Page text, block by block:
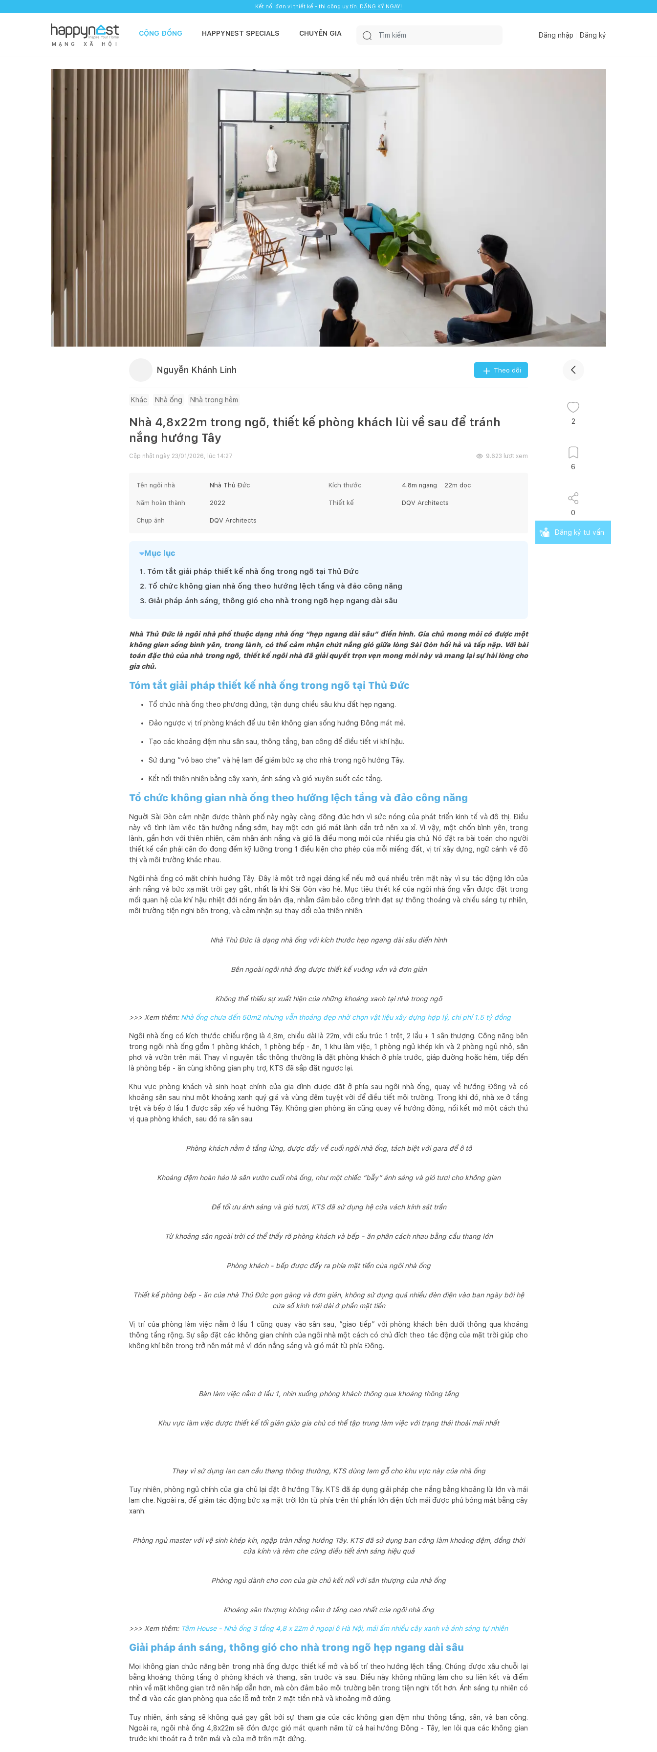
Kết nối đơn vị thiết kế - thi công uy tín. ĐĂNG KÝ NGAY!
M Ạ N G X Ã H Ộ I
CỘNG ĐỒNG HAPPYNEST SPECIALS CHUYÊN GIA Đăng nhập Đăng ký
Nguyễn Khánh Linh Theo dõi
Khác Nhà ống Nhà trong hẻm
Nhà 4,8x22m trong ngõ, thiết kế phòng khách lùi về sau để tránh
nắng hướng Tây
Cập nhật ngày 23/01/2026, lúc 14:27 9.623 lượt xem
Tên ngôi nhà Nhà Thủ Đức Kích thước 4.8m ngang 22m dọc
Năm hoàn thành 2022 Thiết kế DQV Architects
Chụp ảnh DQV Architects
Mục lục
1. Tóm tắt giải pháp thiết kế nhà ống trong ngõ tại Thủ Đức
2. Tổ chức không gian nhà ống theo hướng lệch tầng và đảo công năng
3. Giải pháp ánh sáng, thông gió cho nhà trong ngõ hẹp ngang dài sâu
Nhà Thủ Đức là ngôi nhà phố thuộc dạng nhà ống “hẹp ngang dài sâu” điển hình. Gia chủ mong mỏi có được một
không gian sống bình yên, trong lành, có thể cảm nhận chút nắng gió giữa lòng Sài Gòn hối hả và tấp nập. Với bài
toán đặc thù của nhà trong ngõ, thiết kế ngôi nhà đã giải quyết trọn vẹn mong mỏi này và mang lại sự hài lòng cho
gia chủ.
Tóm tắt giải pháp thiết kế nhà ống trong ngõ tại Thủ Đức
Tổ chức nhà ống theo phương đứng, tận dụng chiều sâu khu đất hẹp ngang.
Đảo ngược vị trí phòng khách để ưu tiên không gian sống hướng Đông mát mẻ.
Tạo các khoảng đệm như sân sau, thông tầng, ban công để điều tiết vi khí hậu.
Sử dụng “vỏ bao che” và hệ lam để giảm bức xạ cho nhà trong ngõ hướng Tây.
Kết nối thiên nhiên bằng cây xanh, ánh sáng và gió xuyên suốt các tầng.
Tổ chức không gian nhà ống theo hướng lệch tầng và đảo công năng
Người Sài Gòn cảm nhận được thành phố này ngày càng đông đúc hơn vì sức nóng của phát triển kinh tế và đô thị. Điều
này vô tình làm việc tận hưởng nắng sớm, hay một cơn gió mát lành dần trở nên xa xỉ. Vì vậy, một chốn bình yên, trong
lành, gần hơn với thiên nhiên, cảm nhận ánh nắng và gió là điều mong mỏi của nhiều gia chủ. Nó đặt ra bài toán cho người
thiết kế cần phải cân đo đong đếm kỹ lưỡng trong 1 điều kiện cho phép của mỗi miếng đất, vị trí xây dựng, ngữ cảnh về đô
thị và môi trường khác nhau.
Ngôi nhà ống có mặt chính hướng Tây. Đây là một trở ngại đáng kể nếu mở quá nhiều trên mặt này vì sự tác động lớn của
ánh nắng và bức xạ mặt trời gay gắt, nhất là khi Sài Gòn vào hè. Mục tiêu thiết kế của ngôi nhà ống vẫn được đặt trong
mối quan hệ của khí hậu nhiệt đới nóng ẩm bản địa, nhằm đảm bảo công trình đạt sự thông thoáng và chiếu sáng tự nhiên,
môi trường tiện nghi bên trong, và cảm nhận sự thay đổi của thiên nhiên.
Nhà Thủ Đức là dạng nhà ống với kích thước hẹp ngang dài sâu điển hình
Bên ngoài ngôi nhà ống được thiết kế vuông vắn và đơn giản
Không thể thiếu sự xuất hiện của những khoảng xanh tại nhà trong ngõ
>>> Xem thêm: Nhà ống chưa đến 50m2 nhưng vẫn thoáng đẹp nhờ chọn vật liệu xây dựng hợp lý, chi phí 1.5 tỷ đồng
Ngôi nhà ống có kích thước chiếu rộng là 4,8m, chiều dài là 22m, với cấu trúc 1 trệt, 2 lầu + 1 sân thượng. Công năng bên
trong ngôi nhà ống gồm 1 phòng khách, 1 phòng bếp - ăn, 1 khu làm việc, 1 phòng ngủ khép kín và 2 phòng ngủ nhỏ, sân
phơi và vườn trên mái. Thay vì nguyên tắc thông thường là đặt phòng khách ở phía trước, giáp đường hoặc hẻm, tiếp đến
là phòng bếp - ăn cùng không gian phụ trợ, KTS đã sắp đặt ngược lại.
Khu vực phòng khách và sinh hoạt chính của gia đình được đặt ở phía sau ngôi nhà ống, quay về hướng Đông và có
khoảng sân sau như một khoảng xanh quý giá và vùng đệm tuyệt vời để điều tiết môi trường. Trong khi đó, nhà xe ở tầng
trệt và bếp ở lầu 1 được sắp xếp về hướng Tây. Không gian phòng ăn cũng quay về hướng đông, nối kết mở một cách thú
vị qua phòng khách, sau đó ra sân sau.
Phòng khách nằm ở tầng lửng, được đẩy về cuối ngôi nhà ống, tách biệt với gara để ô tô
Khoảng đệm hoàn hảo là sân vườn cuối nhà ống, như một chiếc “bẫy” ánh sáng và gió tươi cho không gian
Để tối ưu ánh sáng và gió tươi, KTS đã sử dụng hệ cửa vách kính sát trần
Từ khoảng sân ngoài trời có thể thấy rõ phòng khách và bếp - ăn phân cách nhau bằng cầu thang lớn
Phòng khách - bếp được đẩy ra phía mặt tiền của ngôi nhà ống
Thiết kế phòng bếp - ăn của nhà Thủ Đức gọn gàng và đơn giản, không sử dụng quá nhiều đèn điện vào ban ngày bởi hệ
cửa sổ kính trải dài ở phần mặt tiền
Vị trí của phòng làm việc nằm ở lầu 1 cũng quay vào sân sau, “giao tiếp” với phòng khách bên dưới thông qua khoảng
thông tầng rộng. Sự sắp đặt các không gian chính của ngôi nhà một cách có chủ đích theo tác động của mặt trời giúp cho
không khí bên trong trở nên mát mẻ vì đón nắng sáng và gió mát từ phía Đông.
Bàn làm việc nằm ở lầu 1, nhìn xuống phòng khách thông qua khoảng thông tầng
Khu vực làm việc được thiết kế tối giản giúp gia chủ có thể tập trung làm việc với trạng thái thoải mái nhất
Thay vì sử dụng lan can cầu thang thông thường, KTS dùng lam gỗ cho khu vực này của nhà ống
Tuy nhiên, phòng ngủ chính của gia chủ lại đặt ở hướng Tây. KTS đã áp dụng giải pháp che nắng bằng khoảng lùi lớn và mái
lam che. Ngoài ra, để giảm tác động bức xạ mặt trời lớn từ phía trên thì phần lớn diện tích mái được phủ bóng mát bằng cây
xanh.
Phòng ngủ master với vệ sinh khép kín, ngập tràn nắng hướng Tây. KTS đã sử dụng ban công làm khoảng đệm, đồng thời
cửa kính và rèm che cũng điều tiết ánh sáng hiệu quả
Phòng ngủ dành cho con của gia chủ kết nối với sân thượng của nhà ống
Khoảng sân thượng không nằm ở tầng cao nhất của ngôi nhà ống
>>> Xem thêm: Tâm House - Nhà ống 3 tầng 4,8 x 22m ở ngoại ô Hà Nội, mái ấm nhiều cây xanh và ánh sáng tự nhiên
Giải pháp ánh sáng, thông gió cho nhà trong ngõ hẹp ngang dài sâu
Mọi không gian chức năng bên trong nhà ống được thiết kế mở và bố trí theo hướng lệch tầng. Chúng được xâu chuỗi lại
bằng khoảng thông tầng ở phòng khách và thang, sân trước và sau. Điều này không những làm cho sự liên kết và điểm
nhìn về mặt không gian trở nên hấp dẫn hơn, mà còn đảm bảo môi trường bên trong tiện nghi tốt hơn. Ánh sáng tự nhiên có
thể đi vào các gian phòng qua các lỗ mở trên 2 mặt tiền nhà và khoảng mở đứng.
Tuy nhiên, ánh sáng sẽ không quá gay gắt bởi sự tham gia của các không gian đệm như thông tầng, sân, và ban công.
Ngoài ra, ngôi nhà ống 4,8x22m sẽ đón được gió mát quanh năm từ cả hai hướng Đông - Tây, len lỏi qua các không gian
trước khi thoát ra ở trên mái và cửa mở trên mặt đứng.
2
6
0
Đăng ký tư vấn